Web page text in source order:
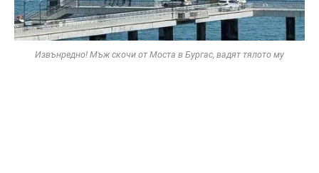
Извънредно! Мъж скочи от Моста в Бургас, вадят тялото му